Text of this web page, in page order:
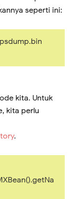
seperti ini:
kita. Untuk
kita perlu
.